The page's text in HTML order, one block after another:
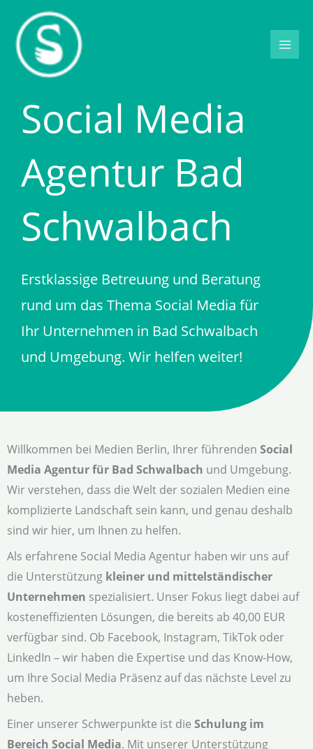
Inhalt
springen
Social Media
Agentur Bad
Schwalbach
Erstklassige Betreuung und Beratung
rund um das Thema Social Media für
Ihr Unternehmen in Bad Schwalbach
und Umgebung. Wir helfen weiter!
Willkommen bei Medien Berlin, Ihrer führenden Social
Media Agentur für Bad Schwalbach und Umgebung.
Wir verstehen, dass die Welt der sozialen Medien eine
komplizierte Landschaft sein kann, und genau deshalb
sind wir hier, um Ihnen zu helfen.
Als erfahrene Social Media Agentur haben wir uns auf
die Unterstützung kleiner und mittelständischer
Unternehmen spezialisiert. Unser Fokus liegt dabei auf
kosteneffizienten Lösungen, die bereits ab 40,00 EUR
verfügbar sind. Ob Facebook, Instagram, TikTok oder
LinkedIn – wir haben die Expertise und das Know-How,
um Ihre Social Media Präsenz auf das nächste Level zu
heben.
Einer unserer Schwerpunkte ist die Schulung im
Bereich Social Media. Mit unserer Unterstützung